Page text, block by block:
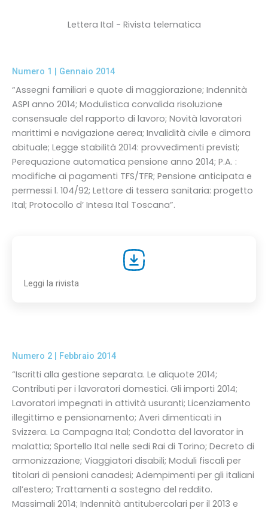
Lettera Ital - Rivista telematica
Numero 1 | Gennaio 2014
“Assegni familiari e quote di maggiorazione; Indennità
ASPI anno 2014; Modulistica convalida risoluzione
consensuale del rapporto di lavoro; Novità lavoratori
marittimi e navigazione aerea; Invalidità civile e dimora
abituale; Legge stabilità 2014: provvedimenti previsti;
Perequazione automatica pensione anno 2014; P.A. :
modifiche ai pagamenti TFS/TFR; Pensione anticipata e
permessi l. 104/92; Lettore di tessera sanitaria: progetto
Ital; Protocollo d’ Intesa Ital Toscana”.
Leggi la rivista
Numero 2 | Febbraio 2014
“Iscritti alla gestione separata. Le aliquote 2014;
Contributi per i lavoratori domestici. Gli importi 2014;
Lavoratori impegnati in attività usuranti; Licenziamento
illegittimo e pensionamento; Averi dimenticati in
Svizzera. La Campagna Ital; Condotta del lavorator in
malattia; Sportello Ital nelle sedi Rai di Torino; Decreto di
armonizzazione; Viaggiatori disabili; Moduli fiscali per
titolari di pensioni canadesi; Adempimenti per gli italiani
all’estero; Trattamenti a sostegno del reddito.
Massimali 2014; Indennità antitubercolari per il 2013 e